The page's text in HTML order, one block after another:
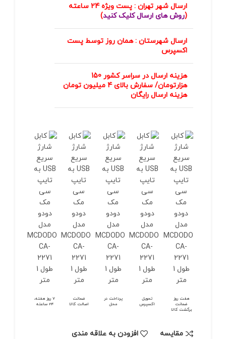
ارسال شهر تهران : پست ویژه 24 ساعته
(روش های ارسال کلیک کنید)
ارسال شهرستان : همان روز توسط پست
اکسپرس
هزینه ارسال در سراسر کشور 150
هزارتومان/ سفارش بالای 4 میلیون تومان
هزینه ارسال رایگان
هفت روز
ضمانت
برگشت کالا
تحویل
اکسپرس
پرداخت در
محل
ضمانت
اصالت کالا
7 روز هفته،
24 ساعته
مقايسه افزودن به علاقه مندی